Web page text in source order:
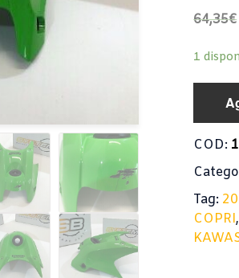
64,35€
1
COD:
Tag:
COPRI,